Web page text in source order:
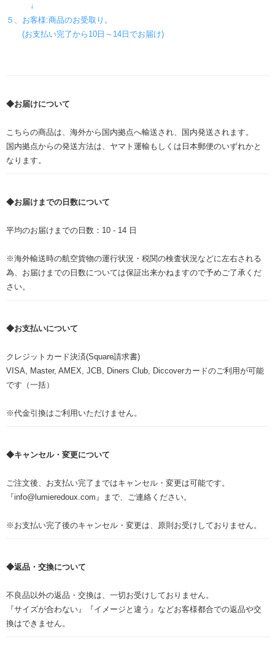
↓
５、お客様:商品のお受取り。
(お支払い完了から10日～14日でお届け)
◆お届けについて
こちらの商品は、海外から国内拠点へ輸送され、国内発送されます。
国内拠点からの発送方法は、ヤマト運輸もしくは日本郵便のいずれかと
なります。
◆お届けまでの日数について
平均のお届けまでの日数：10 - 14 日
※海外輸送時の航空貨物の運行状況・税関の検査状況などに左右される
為、お届けまでの日数については保証出来かねますので予めご了承くだ
さい。
◆お支払いについて
クレジットカード決済(Square請求書)
VISA, Master, AMEX, JCB, Diners Club, Diccoverカードのご利用が可能
です（一括）
※代金引換はご利用いただけません。
◆キャンセル・変更について
ご注文後、お支払い完了まではキャンセル・変更は可能です。
『info@lumieredoux.com』まで、ご連絡ください。
※お支払い完了後のキャンセル・変更は、原則お受けしておりません。
◆返品・交換について
不良品以外の返品・交換は、一切お受けしておりません。
『サイズが合わない』『イメージと違う』などお客様都合での返品や交
換はできません。